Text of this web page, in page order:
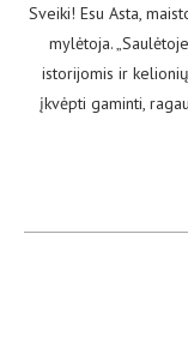
Sveiki! Esu Asta,
mylėtoja.
istorijomis ir
įkvėpti gaminti,